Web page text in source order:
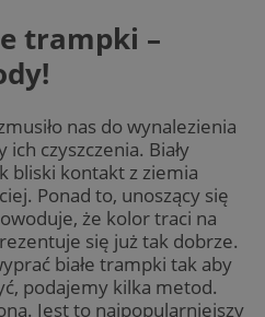
trampki –
nas do wynalezienia
czyszczenia. Biały
bliski kontakt z ziemia
Ponad to, unoszący się
że kolor traci na
się już tak dobrze.
białe trampki tak aby
podajemy kilka metod.
Jest to najpopularniejszy